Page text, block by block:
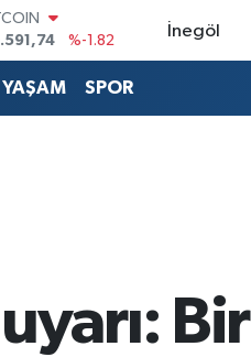
%0.02
%0.19
İnegöl
YAŞAM SPOR
Bir